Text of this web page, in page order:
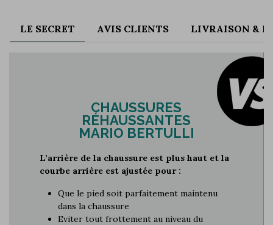
LE SECRET AVIS CLIENTS LIVRAISON &
CHAUSSURES
RÉHAUSSANTES
MARIO BERTULLI
L’arrière de la chaussure est plus haut et la
courbe arrière est ajustée pour :
Que le pied soit parfaitement maintenu
dans la chaussure
Eviter tout frottement au niveau du